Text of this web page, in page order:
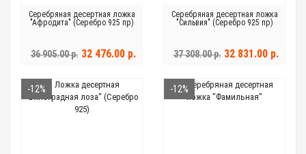
Серебряная десертная ложка
"Афродита" (Серебро 925 пр)
36 905.00 р. 32 476.00 р.
Серебряная десертная ложка
"Сильвия" (Серебро 925 пр)
37 308.00 р. 32 831.00 р.
-12% -12%